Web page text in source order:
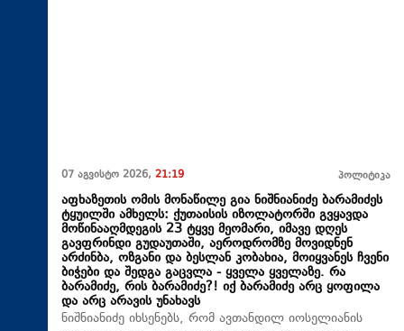
07 აგვისტო 2026, 21:19 პოლიტიკა
აფხაზეთის ომის მონაწილე გია ნიშნიანიძე ბარამიძეს
ტყუილში ამხელს: ქუთაისის იზოლატორში გვყავდა
მოწინააღმდეგის 23 ტყვე მეომარი, იმავე დღეს
გავფრინდი გუდაუთაში, აეროდრომზე მოვიდნენ
არძინბა, ოზგანი და ბესლან კობახია, მოიყვანეს ჩვენი
ბიჭები და შედგა გაცვლა - ყველა ყველაზე. რა
ბარამიძე, რის ბარამიძე?! იქ ბარამიძე არც ყოფილა
და არც არავის უნახავს
ნიშნიანიძე იხსენებს, რომ ავთანდილ იოსელიანის